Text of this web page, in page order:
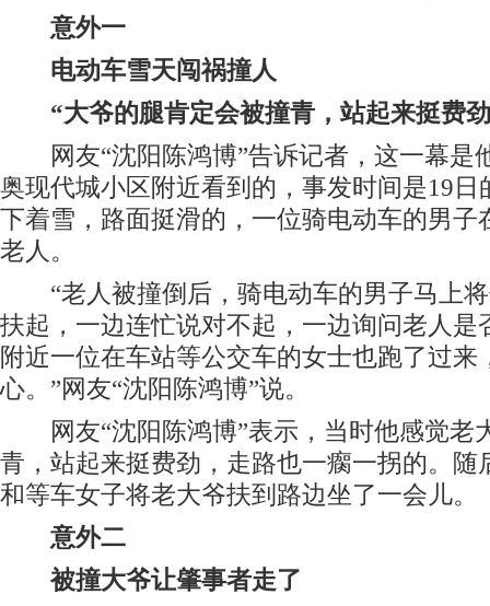
意外一
电动车雪天闯祸撞人
“大爷的腿肯定会被撞青，站起来挺费劲
网友“沈阳陈鸿博”告诉记者，这一幕是
奥现代城小区附近看到的，事发时间是19日
下着雪，路面挺滑的，一位骑电动车的男子
老人。
“老人被撞倒后，骑电动车的男子马上将
扶起，一边连忙说对不起，一边询问老人是
附近一位在车站等公交车的女士也跑了过来
心。”网友“沈阳陈鸿博”说。
网友“沈阳陈鸿博”表示，当时他感觉老
青，站起来挺费劲，走路也一瘸一拐的。随
和等车女子将老大爷扶到路边坐了一会儿。
意外二
被撞大爷让肇事者走了